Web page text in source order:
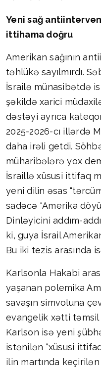
Yeni sağ
ittihama doğru
Amerikan sağının
təhlükə sayılmırdı.
İsrailə münasibətdə
şəkildə xarici
dəstəyi ayrıca
2025-2026-cı illərdə
daha irəli getdi.
müharibələrə yox
İsraillə xüsusi ittifaq
yeni dilin əsas
sadəcə “Amerika
Dinləyicini addım-
ki, guya İsrail
Bu iki tezis arasında
Karlsonla Hakabi
yaşanan polemika
savaşın simvoluna
evangelik xətti təmsil
Karlson isə yeni
istənilən “xüsusi
ilin martında